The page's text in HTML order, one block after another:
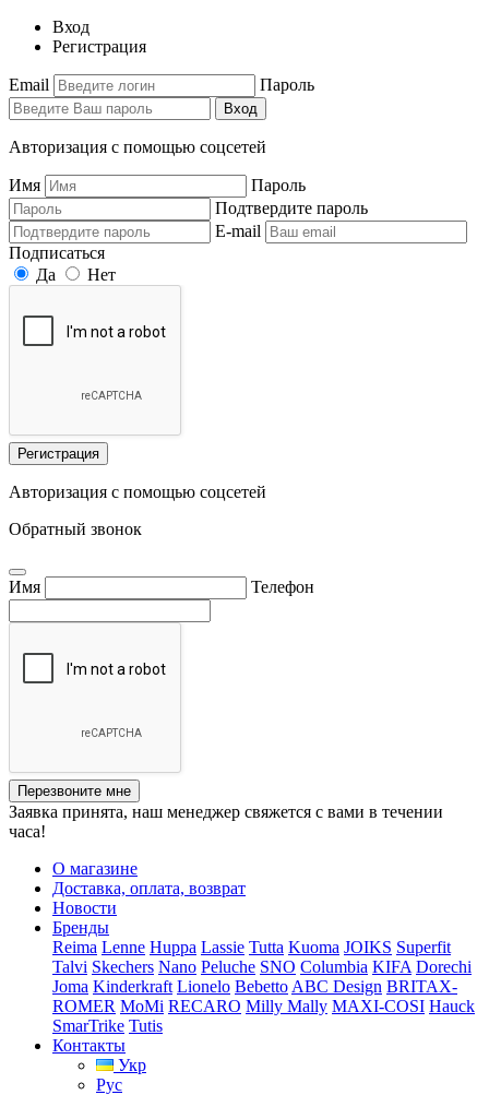
Вход
Регистрация
Email Пароль
Вход
Авторизация с помощью соцсетей
Имя
Пароль
Подтвердите пароль
E-mail
Подписаться
Да
Нет
Регистрация
Авторизация с помощью соцсетей
Обратный звонок
Имя Телефон
Перезвоните мне
Заявка принята, наш менеджер свяжется с вами в течении
часа!
О магазине
Доставка, оплата, возврат
Новости
Бренды
Reima Lenne Huppa Lassie Tutta Kuoma JOIKS Superfit
Talvi Skechers Nano Peluche SNO Columbia KIFA Dorechi
Joma Kinderkraft Lionelo Bebetto ABC Design BRITAX-
ROMER MoMi RECARO Milly Mally MAXI-COSI Hauck
SmarTrike Tutis
Контакты
Укр
Рус